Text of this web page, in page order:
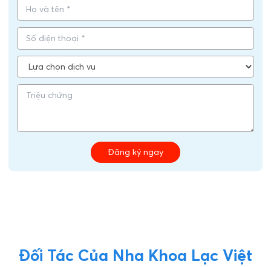
Đăng ký ngay
Đối Tác Của Nha Khoa Lạc Việt